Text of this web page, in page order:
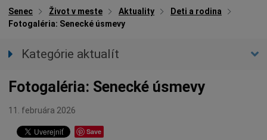
Senec Život v meste Aktuality
Deti a rodina
Fotogaléria: Senecké úsmevy
Kategórie aktualít
Spravodajstvo
Parkovacia politika
Kultúra
Fotogaléria: Senecké úsmevy
11. februára 2026
Save